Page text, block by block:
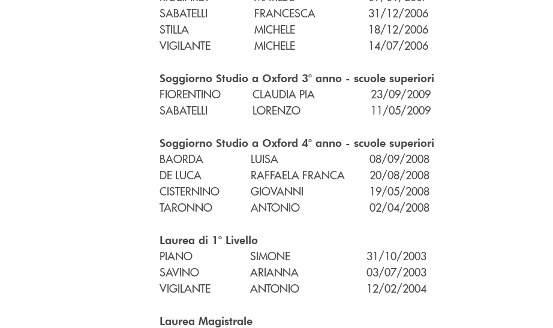
SABATELLI
FRANCESCA
31/12/2006
STILLA
MICHELE
18/12/2006
VIGILANTE
MICHELE 14/07/2006
Soggiorno Studio a Oxford 3° anno - scuole superiori
FIORENTINO CLAUDIA PIA
23/09/2009
SABATELLI
LORENZO 11/05/2009
Soggiorno Studio a Oxford 4° anno - scuole superiori
BAORDA LUISA
08/09/2008
DE LUCA
RAFFAELA FRANCA
20/08/2008
CISTERNINO
GIOVANNI
19/05/2008
TARONNO
ANTONIO 02/04/2008
Laurea di 1° Livello
PIANO SIMONE
31/10/2003
SAVINO
ARIANNA
03/07/2003
VIGILANTE
ANTONIO 12/02/2004
Laurea Magistrale